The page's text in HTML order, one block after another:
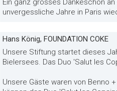
Ein ganz grosses Dankeschön
unvergessliche Jahre in Paris
Hans König, FOUNDATION COKE
Unsere Stiftung startet dieses
Bielersees. Das Duo 'Salut les
Unsere Gäste waren von Benno